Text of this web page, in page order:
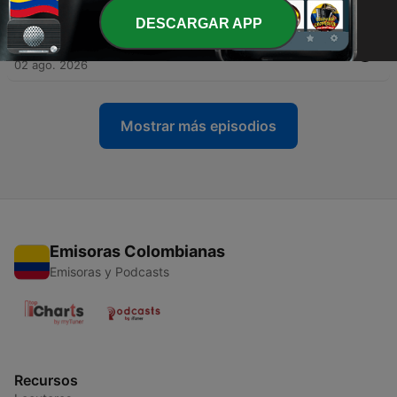
03 ago. 2026
1891 - 2 de agosto DOMINGO XVIII ORDINARIO
02 ago. 2026
Mostrar más episodios
Emisoras Colombianas
Emisoras y Podcasts
Recursos
DESCARGAR APP